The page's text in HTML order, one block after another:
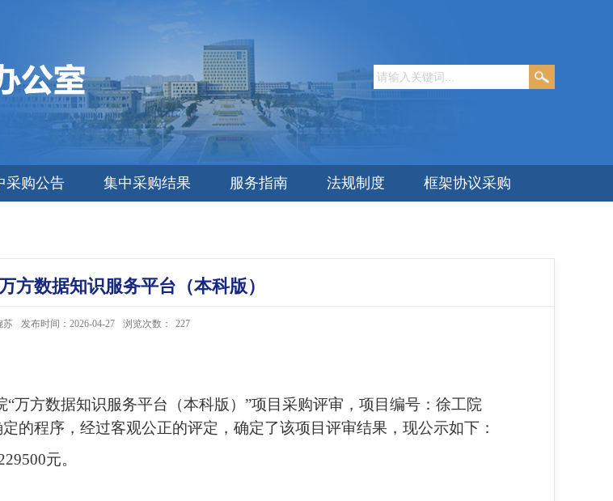
采购公告 集中采购结果 服务指南 法规制度 框架协议采购
方数据知识服务平台（本科版）
苏 发布时间：2026-04-27 浏览次数： 227
“万方数据知识服务平台（本科版）”项目采购评审，项目编号：徐工院
的程序，经过客观公正的评定，确定了该项目评审结果，现公示如下：
元。